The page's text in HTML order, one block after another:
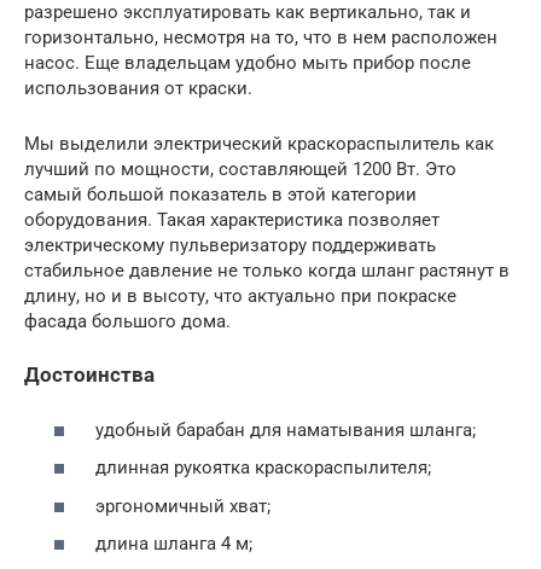
разрешено эксплуатировать как вертикально, так и
горизонтально, несмотря на то, что в нем расположен
насос. Еще владельцам удобно мыть прибор после
использования от краски.
Мы выделили электрический краскораспылитель как
лучший по мощности, составляющей 1200 Вт. Это
самый большой показатель в этой категории
оборудования. Такая характеристика позволяет
электрическому пульверизатору поддерживать
стабильное давление не только когда шланг растянут в
длину, но и в высоту, что актуально при покраске
фасада большого дома.
Достоинства
удобный барабан для наматывания шланга;
длинная рукоятка краскораспылителя;
эргономичный хват;
длина шланга 4 м;